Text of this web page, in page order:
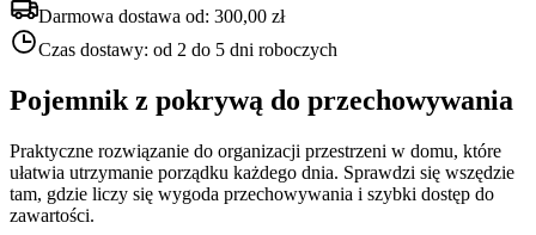
Darmowa dostawa od: 300,00 zł
Czas dostawy: od 2 do 5 dni roboczych
Pojemnik z pokrywą do przechowywania
Praktyczne rozwiązanie do organizacji przestrzeni w domu, które
ułatwia utrzymanie porządku każdego dnia. Sprawdzi się wszędzie
tam, gdzie liczy się wygoda przechowywania i szybki dostęp do
zawartości.